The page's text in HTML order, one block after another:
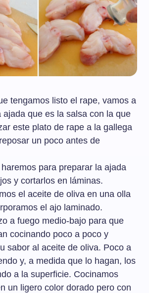
tengamos listo el rape, vamos a
ajada que es la salsa con la que
este plato de rape a la gallega
un poco antes de
para preparar la ajada
y cortarlos en láminas.
el aceite de oliva en una olla
el ajo laminado.
a fuego medio-bajo para que
cocinando poco a poco y
sabor al aceite de oliva. Poco a
y, a medida que lo hagan, los
a la superficie. Cocinamos
un ligero color dorado pero con